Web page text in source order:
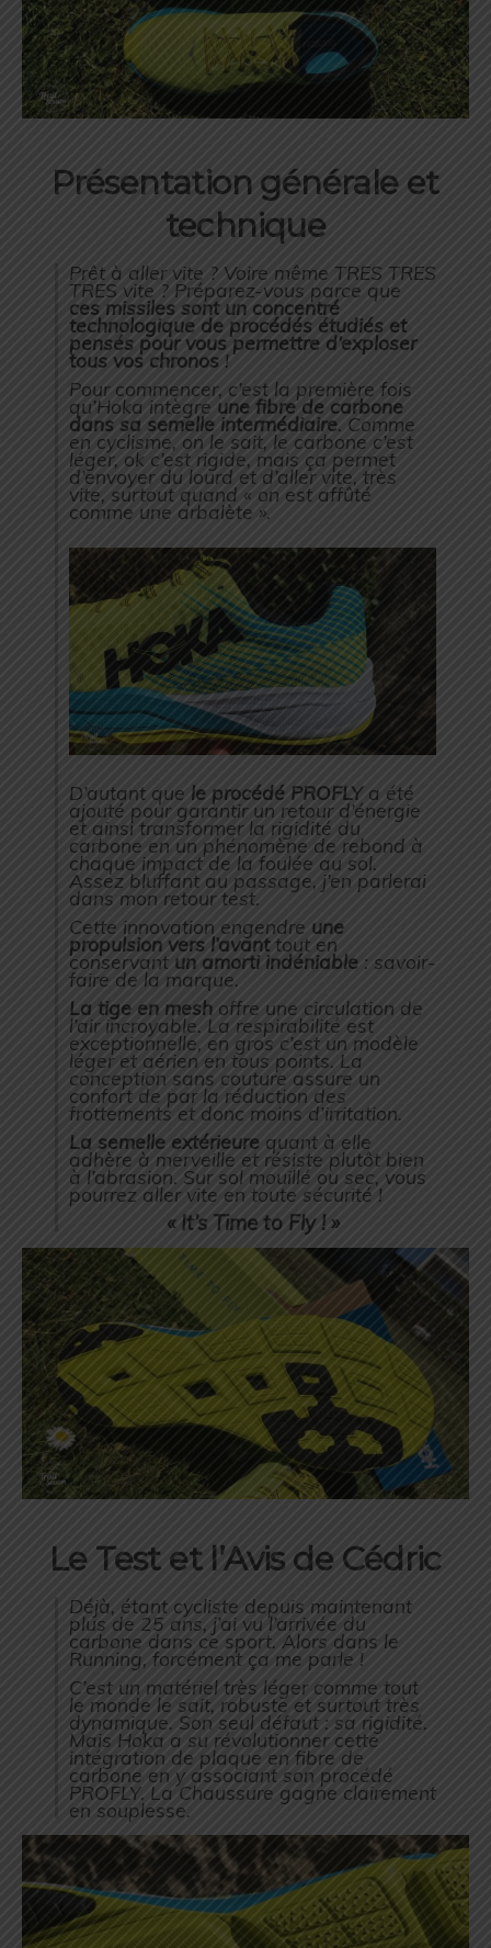
Présentation générale et
technique
Prêt à aller vite ? Voire même TRES TRES
TRES vite ? Préparez-vous parce que
ces missiles sont un concentré
technologique de procédés étudiés et
pensés pour vous permettre d’exploser
tous vos chronos !
Pour commencer, c’est la première fois
qu’Hoka intègre une fibre de carbone
dans sa semelle intermédiaire. Comme
en cyclisme, on le sait, le carbone c’est
léger, ok c’est rigide, mais ça permet
d’envoyer du lourd et d’aller vite, très
vite, surtout quand « on est affûté
comme une arbalète ».
D’autant que le procédé PROFLYa été
ajouté pour garantir un retour d’énergie
et ainsi transformer la rigidité du
carbone en un phénomène de rebond à
chaque impact de la foulée au sol.
Assez bluffant au passage, j’en parlerai
dans mon retour test.
Cette innovation engendre une
propulsion vers l’avanttout en
conservant un amorti indéniable : savoir-
faire de la marque.
La tige en mesh offre une circulation de
l’air incroyable. La respirabilité est
exceptionnelle, en gros c’est un modèle
léger et aérien en tous points. La
conception sans couture assure un
confort de par la réduction des
frottements et donc moins d’irritation.
La semelle extérieure quant à elle
adhère à merveille et résiste plutôt bien
à l’abrasion. Sur sol mouillé ou sec, vous
pourrez aller vite en toute sécurité !
« It’s Time to Fly ! »
Le Test et l’Avis de Cédric
Déjà, étant cycliste depuis maintenant
plus de 25 ans, j’ai vu l’arrivée du
carbone dans ce sport. Alors dans le
Running, forcément ça me parle !
C’est un matériel très léger comme tout
le monde le sait, robuste et surtout très
dynamique. Son seul défaut : sa rigidité.
Mais Hoka a su révolutionner cette
intégration de plaque en fibre de
carbone en y associant son procédé
PROFLY. La Chaussure gagne clairement
en souplesse.